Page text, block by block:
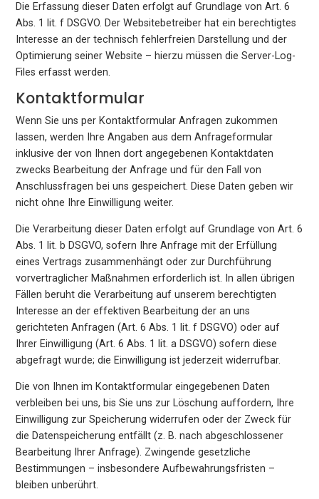
Die Erfassung dieser Daten erfolgt auf Grundlage von Art. 6
Abs. 1 lit. f DSGVO. Der Websitebetreiber hat ein berechtigtes
Interesse an der technisch fehlerfreien Darstellung und der
Optimierung seiner Website – hierzu müssen die Server-Log-
Files erfasst werden.
Kontaktformular
Wenn Sie uns per Kontaktformular Anfragen zukommen
lassen, werden Ihre Angaben aus dem Anfrageformular
inklusive der von Ihnen dort angegebenen Kontaktdaten
zwecks Bearbeitung der Anfrage und für den Fall von
Anschlussfragen bei uns gespeichert. Diese Daten geben wir
nicht ohne Ihre Einwilligung weiter.
Die Verarbeitung dieser Daten erfolgt auf Grundlage von Art. 6
Abs. 1 lit. b DSGVO, sofern Ihre Anfrage mit der Erfüllung
eines Vertrags zusammenhängt oder zur Durchführung
vorvertraglicher Maßnahmen erforderlich ist. In allen übrigen
Fällen beruht die Verarbeitung auf unserem berechtigten
Interesse an der effektiven Bearbeitung der an uns
gerichteten Anfragen (Art. 6 Abs. 1 lit. f DSGVO) oder auf
Ihrer Einwilligung (Art. 6 Abs. 1 lit. a DSGVO) sofern diese
abgefragt wurde; die Einwilligung ist jederzeit widerrufbar.
Die von Ihnen im Kontaktformular eingegebenen Daten
verbleiben bei uns, bis Sie uns zur Löschung auffordern, Ihre
Einwilligung zur Speicherung widerrufen oder der Zweck für
die Datenspeicherung entfällt (z. B. nach abgeschlossener
Bearbeitung Ihrer Anfrage). Zwingende gesetzliche
Bestimmungen – insbesondere Aufbewahrungsfristen –
bleiben unberührt.